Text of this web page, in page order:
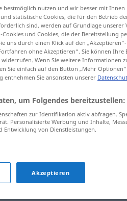
Spender, -in
bestmöglich nutzen und wir besser mit Ihnen
statistische Cookies, die für den Betrieb
sind, werden auf Grundlage unserer
und Cookies, die der Bereitstellung
uns durch einen Klick auf den
ohne Akzeptieren“. Sie können Ihre
Wenn Sie weitere Informationen
Sie einfach auf den Button „Mehr Optionen“.
entnehmen Sie ansonsten unserer
um Folgendes bereitzustellen:
zur Identifikation aktiv abfragen.
Personalisierte Werbung und Inhalte,
von Dienstleistungen.
Akzeptieren